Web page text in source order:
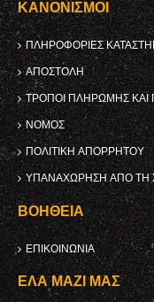
ΚΑΝΟΝΙΣΜΟΊ
ΠΛΗΡΟΦΟΡΊΕΣ
ΑΠΟΣΤΟΛΉ
ΤΡΌΠΟΙ ΠΛΗΡΩΜΉΣ
ΝΌΜΟΣ
ΠΟΛΙΤΙΚΉ ΑΠΟΡΡΉΤΟΥ
ΥΠΑΝΑΧΏΡΗΣΗ ΑΠΌ ΤΗ
ΒΟΉΘΕΙΑ
ΕΠΙΚΟΙΝΩΝΊΑ
ΈΛΑ ΜΑΖΊ ΜΑΣ